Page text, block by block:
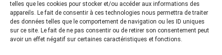
telles que les cookies pour stocker et/ou accéder aux informations des
appareils. Le fait de consentir à ces technologies nous permettra de traiter
des données telles que le comportement de navigation ou les ID uniques
sur ce site. Le fait de ne pas consentir ou de retirer son consentement peut
avoir un effet négatif sur certaines caractéristiques et fonctions.
Bâtiment et construction +2 493